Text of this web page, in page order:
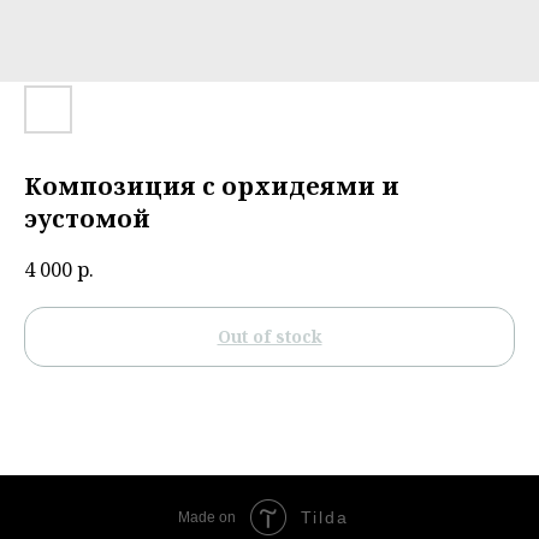
Композиция с орхидеями и
эустомой
4 000р.
Out of stock
Made on Tilda